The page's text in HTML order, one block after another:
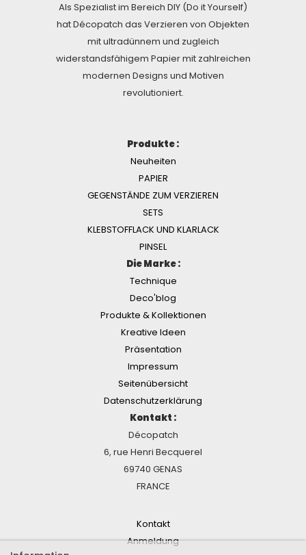
Als Spezialist im Bereich DIY (Do it Yourself)
hat Décopatch das Verzieren von Objekten
mit ultradünnem und zugleich
widerstandsfähigem Papier mit zahlreichen
modernen Designs und Motiven
revolutioniert.
Produkte :
Neuheiten
PAPIER
GEGENSTÄNDE ZUM VERZIEREN
SETS
KLEBSTOFFLACK UND KLARLACK
PINSEL
Die Marke :
Technique
Deco'blog
Produkte & Kollektionen
Kreative Ideen
Präsentation
Impressum
Seitenübersicht
Datenschutzerklärung
Kontakt :
Décopatch
6, rue Henri Becquerel
69740 GENAS
FRANCE
Kontakt
Anmeldung